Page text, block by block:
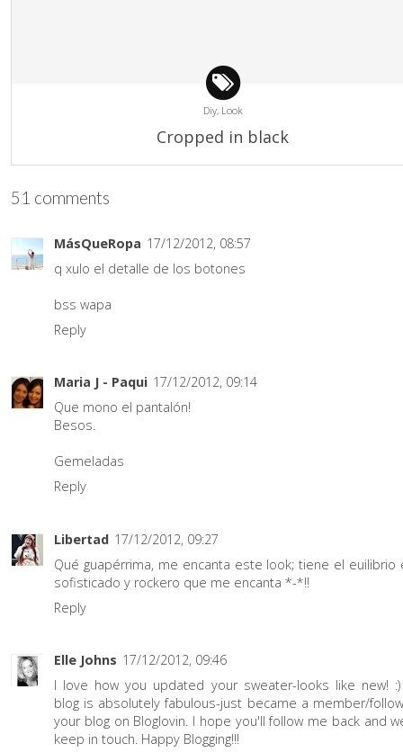
Diy, Look
Cropped in black
51 comments
MásQueRopa 17/12/2012, 08:57
q xulo el detalle de los botones
bss wapa
Reply
Maria J - Paqui 17/12/2012, 09:14
Que mono el pantalón!
Besos.
Gemeladas
Reply
Libertad 17/12/2012, 09:27
Qué guapérrima, me encanta este look; tiene el euilibrio
sofisticado y rockero que me encanta *-*!!
Reply
Elle Johns 17/12/2012, 09:46
I love how you updated your sweater-looks like new! :)
blog is absolutely fabulous-just became a member/
your blog on Bloglovin. I hope you'll follow me back and
keep in touch. Happy Blogging!!!